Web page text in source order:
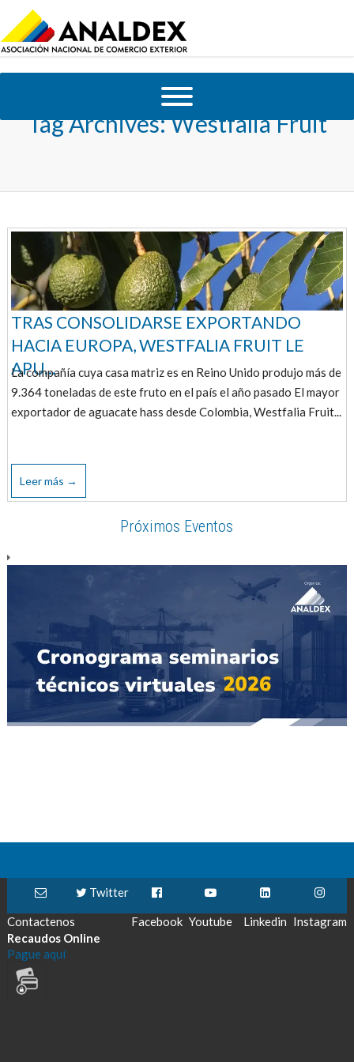
Tag Archives:Westfalia Fruit
TRAS CONSOLIDARSE EXPORTANDO
HACIA EUROPA, WESTFALIA FRUIT LE
APU...
La compañía cuya casa matriz es en Reino Unido produjo más de
9.364 toneladas de este fruto en el país el año pasado El mayor
exportador de aguacate hass desde Colombia, Westfalia Fruit...
Leer más →
Próximos Eventos
Contactenos
Twitter
Facebook Youtube Linkedin Instagram
Recaudos Online
Pague aquí